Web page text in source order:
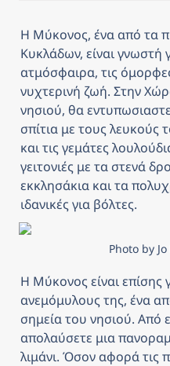
Η Μύκονος, ένα από τα
Κυκλάδων, είναι γνωστή
ατμόσφαιρα, τις
νυχτερινή ζωή. Στην
νησιού, θα
σπίτια με τους
και τις γεμάτες
γειτονιές με τα στενά
εκκλησάκια και τα
ιδανικές για βόλτες.
Photo by
Η Μύκονος είναι επίσης
ανεμόμυλους της, ένα
σημεία του νησιού. Από
απολαύσετε μια
λιμάνι. Όσον αφορά τις